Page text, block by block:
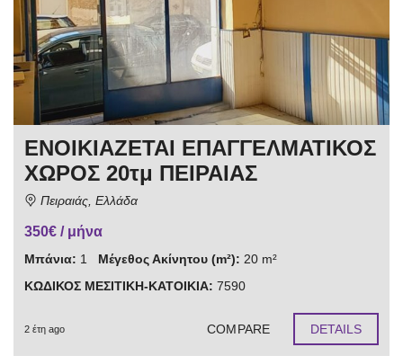
ΕΝΟΙΚΙΑΖΕΤΑΙ ΕΠΑΓΓΕΛΜΑΤΙΚΟΣ
ΧΩΡΟΣ 20τμ ΠΕΙΡΑΙΑΣ
Πειραιάς, Ελλάδα
350€ / μήνα
Μπάνια: 1 Μέγεθος Ακίνητου (m²): 20 m²
ΚΩΔΙΚΟΣ ΜΕΣΙΤΙΚΗ-ΚΑΤΟΙΚΙΑ: 7590
2 έτη ago COMPARE DETAILS